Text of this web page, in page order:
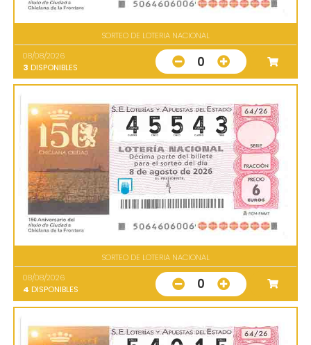
SORTEO DE LOTERIA NACIONAL
08/08/2026
3 DISPONIBLES 0
SORTEO DE LOTERIA NACIONAL
08/08/2026
4 DISPONIBLES 0